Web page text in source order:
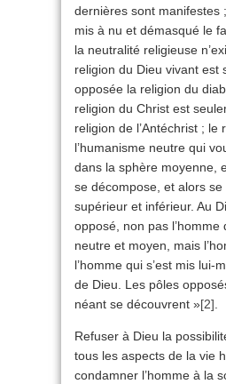
dernières sont manifestes
mis à nu et démasqué le
la neutralité religieuse
religion du Dieu vivant est
opposée la religion du
religion du Christ est
religion de l’Antéchrist ; le
l’humanisme neutre qui
dans la sphère moyenne,
se décompose, et alors se
supérieur et inférieur. Au
opposé, non pas l’homme
neutre et moyen, mais
l’homme qui s’est mis lui-
de Dieu. Les pôles
néant se découvrent »[2].
Refuser à Dieu la
tous les aspects de la vie
condamner l’homme à la